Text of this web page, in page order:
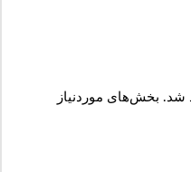
شد. بخش‌های موردنیاز